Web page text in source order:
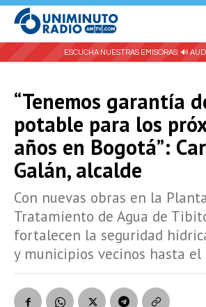
ESCUCHA NUESTRAS EMISORAS: 🔊
“Tenemos garantía
potable para los
años en Bogotá”:
Galán, alcalde
Con nuevas obras en la
Tratamiento de Agua de
fortalecen la seguridad
y municipios vecinos hasta el